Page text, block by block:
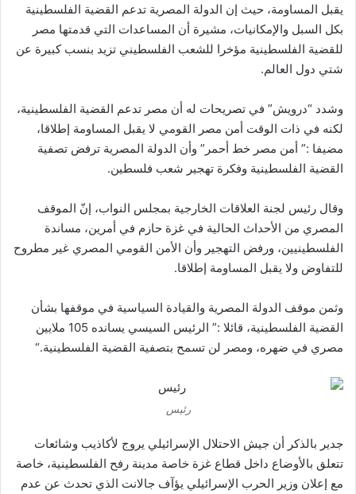
يقبل المساومة، حيث إن الدولة المصرية تدعم القضية الفلسطينية
بكل السبل والإمكانيات، مشيرة أن المساعدات التي قدمتها مصر
للقضية الفلسطينية مؤخرا للشعب الفلسطيني تزيد بنسب كبيرة عن
شتي دول العالم.
وشدد “درويش” في تصريحات له أن مصر تدعم القضية الفلسطينية،
لكنه في ذات الوقت أمن مصر القومي لا يقبل المساومة إطلاقا،
مضيفا :” أمن مصر خط أحمر” وأن الدولة المصرية ترفض تصفية
القضية الفلسطينية وفكرة تهجير شعب فلسطين.
وقال رئيس لجنة العلاقات الخارجية بمجلس النواب، إنّ الموقف
المصري من الأحداث الحالية في غزة حازم في أمرين، مساندة
الفلسطينيين، ورفض التهجير وأن الأمن القومي المصري غير مطروح
للتفاوض ولا يقبل المساومة إطلاقا.
وثمن موقف الدولة المصرية والقيادة السياسية في موقفها بشأن
القضية الفلسطينية، قائلا :” الرئيس السيسي يسانده 105 ملايين
مصري في ضهره، ومصر لن تسمح بتصفية القضية الفلسطينية“.
رئيس
جدير بالذكر أن جيش الاحتلال الإسرائيلي يروج لأكاذيب وشائعات
تتعلق بالأوضاع داخل قطاع غزة خاصة مدينة رفح الفلسطينية، خاصة
مع إعلان وزير الحرب الإسرائيلي يؤآف جالانت الذي تحدث عن عدم